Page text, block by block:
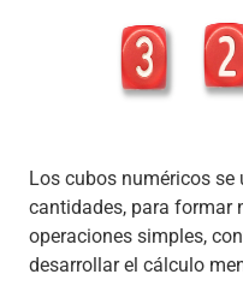
Los cubos numéricos
cantidades, para formar
operaciones simples,
desarrollar el cálculo